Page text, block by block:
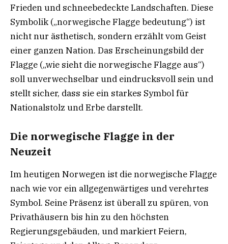
Frieden und schneebedeckte Landschaften. Diese
Symbolik („norwegische Flagge bedeutung“) ist
nicht nur ästhetisch, sondern erzählt vom Geist
einer ganzen Nation. Das Erscheinungsbild der
Flagge („wie sieht die norwegische Flagge aus“)
soll unverwechselbar und eindrucksvoll sein und
stellt sicher, dass sie ein starkes Symbol für
Nationalstolz und Erbe darstellt.
Die norwegische Flagge in der
Neuzeit
Im heutigen Norwegen ist die norwegische Flagge
nach wie vor ein allgegenwärtiges und verehrtes
Symbol. Seine Präsenz ist überall zu spüren, von
Privathäusern bis hin zu den höchsten
Regierungsgebäuden, und markiert Feiern,